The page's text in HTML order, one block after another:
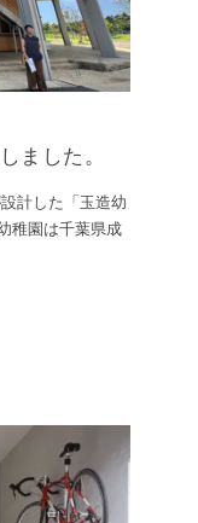
ました。
計した「玉造幼
稚園は千葉県成